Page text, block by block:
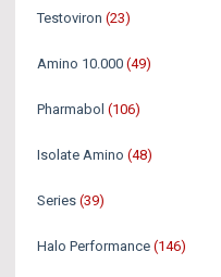
Testoviron (23)
Amino 10.000 (49)
Pharmabol (106)
Isolate Amino (48)
Series (39)
Halo Performance (146)